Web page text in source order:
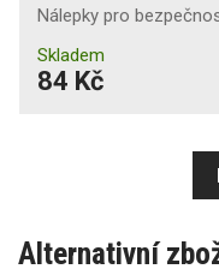
Nálepky pro
Skladem
84 Kč
Alternativní